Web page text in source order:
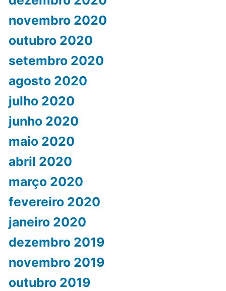
novembro 2020
outubro 2020
setembro 2020
agosto 2020
julho 2020
junho 2020
maio 2020
abril 2020
março 2020
fevereiro 2020
janeiro 2020
dezembro 2019
novembro 2019
outubro 2019